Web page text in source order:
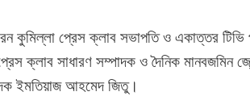
কুমিল্লা প্রেস ক্লাব সভাপতি ও একাত্তর
ক্লাব সাধারণ সম্পাদক ও দৈনিক মানবজমিন
ইমতিয়াজ আহমেদ জিতু।